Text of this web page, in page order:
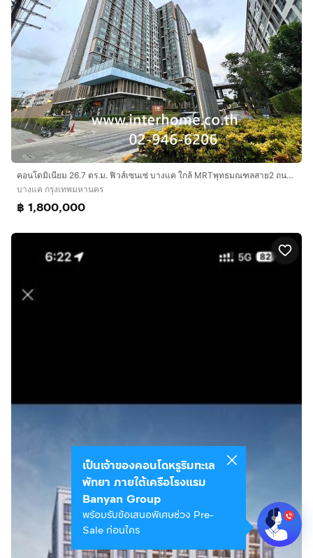
คอนโดมิเนียม 26.7 ตร.ม. ฟิวส์เซนเซ่ บางแค ใกล้ MRTพุทธมณฑลสาย2 ถนนเพชรเกษม ถนนพุทธมณฑลสาย 2 เขตบางแค กรุงเทพมหานคร
บางแค กรุงเทพมหานคร
฿ 1,800,000
เป็นเจ้าของคอนโดหรูริมทะเล
พัทยา ภายใต้เครือโรงแรม
Banyan Group
พร้อมรับข้อเสนอพิเศษช่วง Pre-
Sale ก่อนใคร